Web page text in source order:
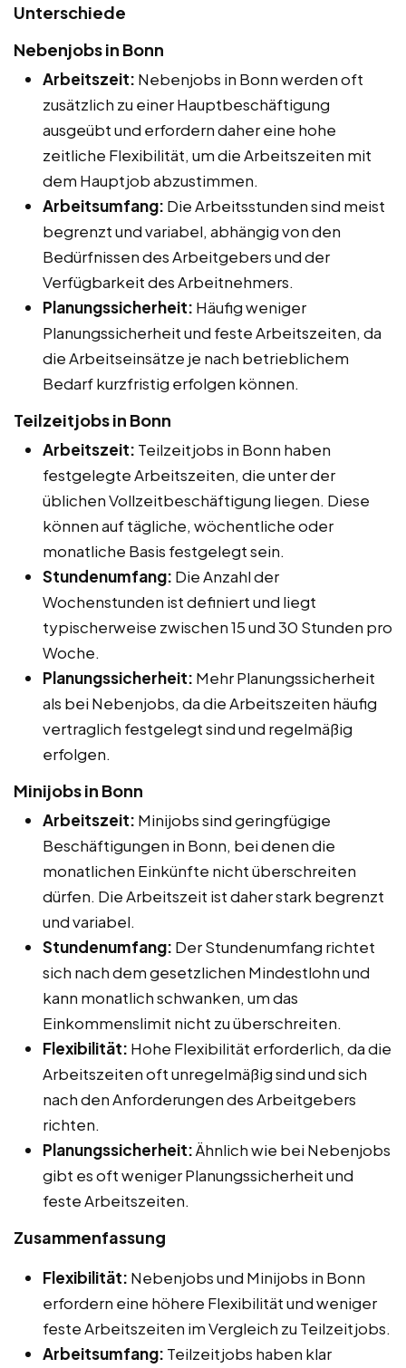
Unterschiede
Nebenjobs in Bonn
Arbeitszeit: Nebenjobs in Bonn werden oft
zusätzlich zu einer Hauptbeschäftigung
ausgeübt und erfordern daher eine hohe
zeitliche Flexibilität, um die Arbeitszeiten mit
dem Hauptjob abzustimmen.
Arbeitsumfang: Die Arbeitsstunden sind meist
begrenzt und variabel, abhängig von den
Bedürfnissen des Arbeitgebers und der
Verfügbarkeit des Arbeitnehmers.
Planungssicherheit: Häufig weniger
Planungssicherheit und feste Arbeitszeiten, da
die Arbeitseinsätze je nach betrieblichem
Bedarf kurzfristig erfolgen können.
Teilzeitjobs in Bonn
Arbeitszeit: Teilzeitjobs in Bonn haben
festgelegte Arbeitszeiten, die unter der
üblichen Vollzeitbeschäftigung liegen. Diese
können auf tägliche, wöchentliche oder
monatliche Basis festgelegt sein.
Stundenumfang: Die Anzahl der
Wochenstunden ist definiert und liegt
typischerweise zwischen 15 und 30 Stunden pro
Woche.
Planungssicherheit: Mehr Planungssicherheit
als bei Nebenjobs, da die Arbeitszeiten häufig
vertraglich festgelegt sind und regelmäßig
erfolgen.
Minijobs in Bonn
Arbeitszeit: Minijobs sind geringfügige
Beschäftigungen in Bonn, bei denen die
monatlichen Einkünfte nicht überschreiten
dürfen. Die Arbeitszeit ist daher stark begrenzt
und variabel.
Stundenumfang: Der Stundenumfang richtet
sich nach dem gesetzlichen Mindestlohn und
kann monatlich schwanken, um das
Einkommenslimit nicht zu überschreiten.
Flexibilität: Hohe Flexibilität erforderlich, da die
Arbeitszeiten oft unregelmäßig sind und sich
nach den Anforderungen des Arbeitgebers
richten.
Planungssicherheit:Ähnlich wie bei Nebenjobs
gibt es oft weniger Planungssicherheit und
feste Arbeitszeiten.
Zusammenfassung
Flexibilität: Nebenjobs und Minijobs in Bonn
erfordern eine höhere Flexibilität und weniger
feste Arbeitszeiten im Vergleich zu Teilzeitjobs.
Arbeitsumfang: Teilzeitjobs haben klar